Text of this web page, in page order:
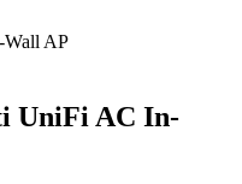
Wall AP
UniFi AC In-